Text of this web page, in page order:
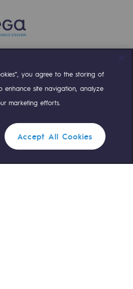
Compte Facebook
Compte LinkedinCompte Youtube
133 400
you agree to the storing of
enhance site navigation, analyze
marketing efforts.
Accept All Cookies